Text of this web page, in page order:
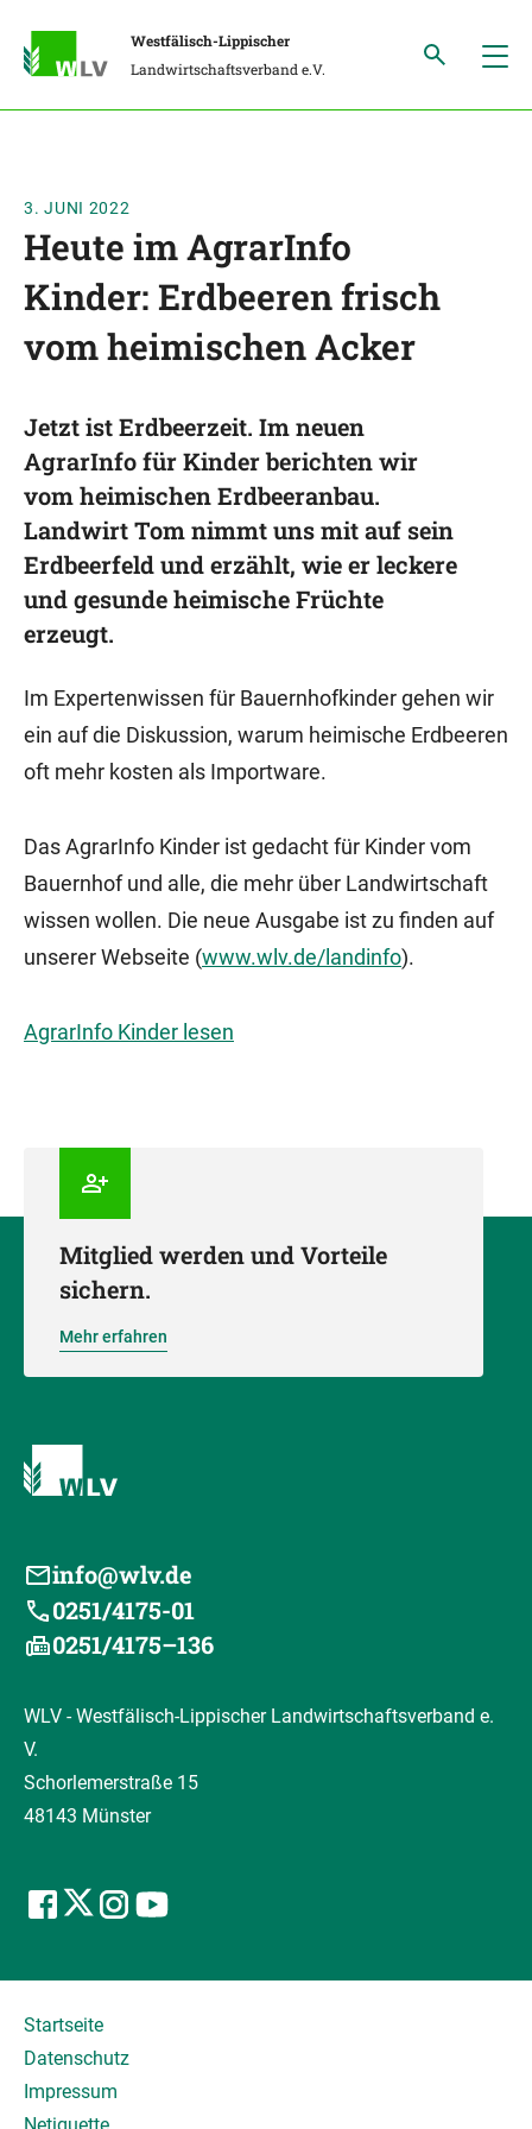
Westfälisch-Lippischer
Landwirtschaftsverband e.V.
3. JUNI 2022
Heute im AgrarInfo
Kinder: Erdbeeren frisch
vom heimischen Acker
Jetzt ist Erdbeerzeit. Im neuen
AgrarInfo für Kinder berichten wir
vom heimischen Erdbeeranbau.
Landwirt Tom nimmt uns mit auf sein
Erdbeerfeld und erzählt, wie er leckere
und gesunde heimische Früchte
erzeugt.
Im Expertenwissen für Bauernhofkinder gehen wir
ein auf die Diskussion, warum heimische Erdbeeren
oft mehr kosten als Importware.
Das AgrarInfo Kinder ist gedacht für Kinder vom
Bauernhof und alle, die mehr über Landwirtschaft
wissen wollen. Die neue Ausgabe ist zu finden auf
unserer Webseite (www.wlv.de/landinfo).
AgrarInfo Kinder lesen
Mitglied werden und Vorteile
sichern.
Mehr erfahren
info@wlv.de
0251/4175-01
0251/4175–136
WLV - Westfälisch-Lippischer Landwirtschaftsverband e.
V.
Schorlemerstraße 15
48143 Münster
Startseite
Datenschutz
Impressum